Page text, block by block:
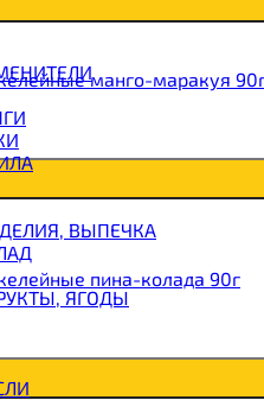
протеиновый
мюсли
с начинкой
с начинкой
рисовые
шоколадный без сахара
в шоколаде Coco
в шоколаде Snaqer
ВЫПЕЧКА
ЯГОДЫ
манго-маракуя
пина-колада 90г